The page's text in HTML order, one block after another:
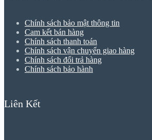
Chính sách bảo mật thông tin
Cam kết bán hàng
Chính sách thanh toán
Chính sách vận chuyển giao hàng
Chính sách đổi trả hàng
Chính sách bảo hành
Liên Kết